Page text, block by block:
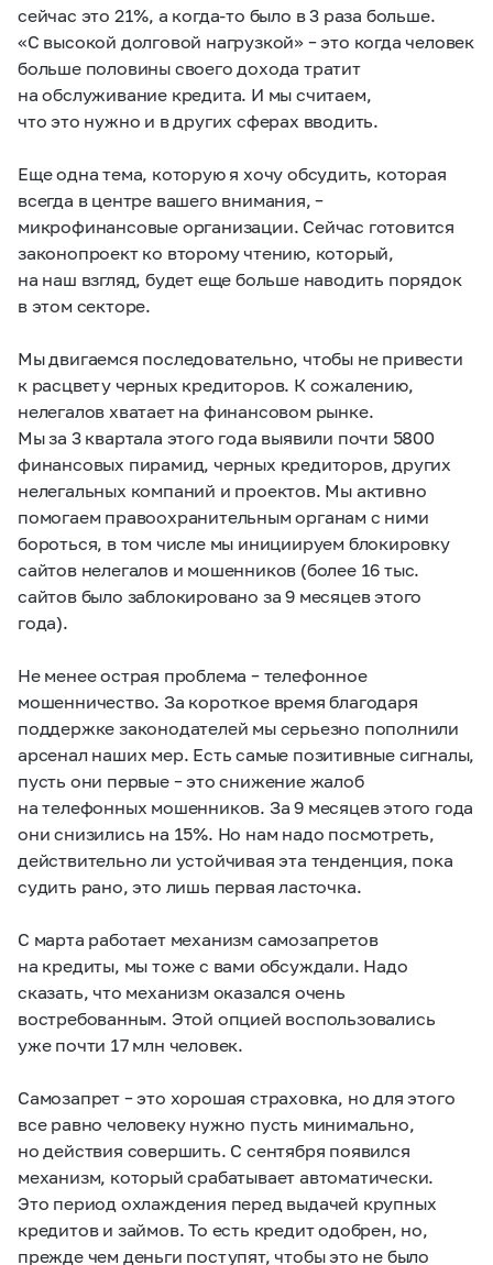
сейчас это 21%, а когда-то было в 3 раза больше.
«С высокой долговой нагрузкой» – это когда человек
больше половины своего дохода тратит
на обслуживание кредита. И мы считаем,
что это нужно и в других сферах вводить.
Еще одна тема, которую я хочу обсудить, которая
всегда в центре вашего внимания, –
микрофинансовые организации. Сейчас готовится
законопроект ко второму чтению, который,
на наш взгляд, будет еще больше наводить порядок
в этом секторе.
Мы двигаемся последовательно, чтобы не привести
к расцвету черных кредиторов. К сожалению,
нелегалов хватает на финансовом рынке.
Мы за 3 квартала этого года выявили почти 5800
финансовых пирамид, черных кредиторов, других
нелегальных компаний и проектов. Мы активно
помогаем правоохранительным органам с ними
бороться, в том числе мы инициируем блокировку
сайтов нелегалов и мошенников (более 16 тыс.
сайтов было заблокировано за 9 месяцев этого
года).
Не менее острая проблема – телефонное
мошенничество. За короткое время благодаря
поддержке законодателей мы серьезно пополнили
арсенал наших мер. Есть самые позитивные сигналы,
пусть они первые – это снижение жалоб
на телефонных мошенников. За 9 месяцев этого года
они снизились на 15%. Но нам надо посмотреть,
действительно ли устойчивая эта тенденция, пока
судить рано, это лишь первая ласточка.
С марта работает механизм самозапретов
на кредиты, мы тоже с вами обсуждали. Надо
сказать, что механизм оказался очень
востребованным. Этой опцией воспользовались
уже почти 17 млн человек.
Самозапрет – это хорошая страховка, но для этого
все равно человеку нужно пусть минимально,
но действия совершить. С сентября появился
механизм, который срабатывает автоматически.
Это период охлаждения перед выдачей крупных
кредитов и займов. То есть кредит одобрен, но,
прежде чем деньги поступят, чтобы это не было